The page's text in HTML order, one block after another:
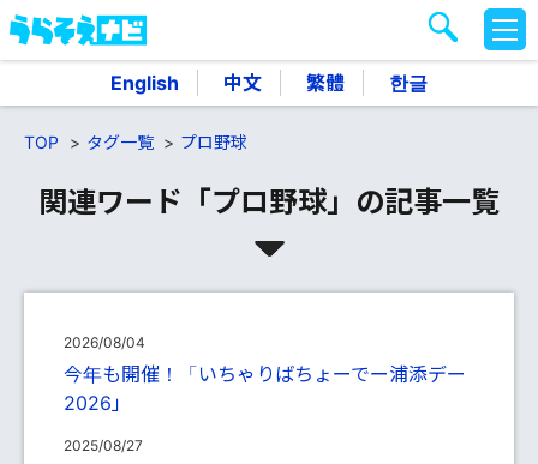
English 中文 繁體 한글
M
E
TOP タグ一覧 プロ野球
関連ワード「プロ野球」の記事一覧
2026/08/04
今年も開催！「いちゃりばちょーでー浦添デー
2026」
2025/08/27